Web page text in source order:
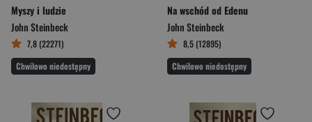
Myszy i ludzie
John Steinbeck
7,8 (22271)
Chwilowo niedostępny
Na wschód od Edenu
John Steinbeck
8,5 (12895)
Chwilowo niedostępny